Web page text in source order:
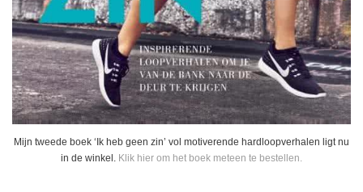
Mijn tweede boek ‘Ik heb geen zin’ vol motiverende hardloopverhalen ligt nu
in de winkel. Klik hier om het boek meteen te bestellen.